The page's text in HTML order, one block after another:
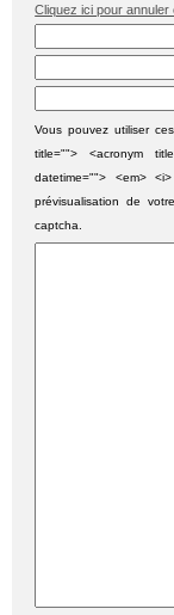
Cliquez ici pour
Vous pouvez utiliser
title=""> <acronym
datetime=""> <em>
prévisualisation de
captcha.